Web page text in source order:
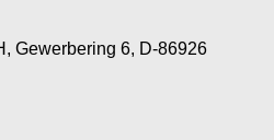
Gewerbering 6, D-86926